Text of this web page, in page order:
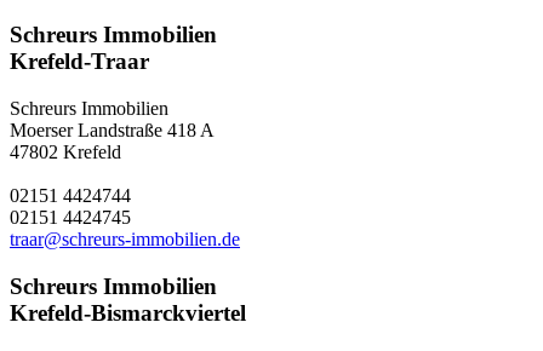
Schreurs Immobilien
Krefeld-Traar
Schreurs Immobilien
Moerser Landstraße 418 A
47802 Krefeld
02151 4424744
02151 4424745
traar@schreurs-immobilien.de
Schreurs Immobilien
Krefeld-Bismarckviertel